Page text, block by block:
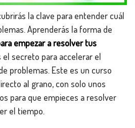
la clave para entender cuál
Aprenderás la forma de
empezar a resolver tus
el secreto para accelerar el
problemas. Este es un curso
al grano, con solo unos
para que empieces a resolver
el tiempo.